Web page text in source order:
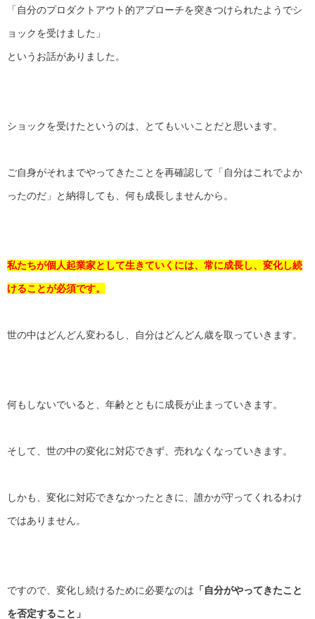
「自分のプロダクトアウト的アプローチを突きつけられたようでシ
ョ ックを受けました」
というお話がありました。
ショックを受けたというのは、とてもいいことだと思います。
ご自身がそれまでやってきたことを再確認して「自分はこれでよか
ったのだ」と納得しても、 何も成長しませんから。
私たちが個人起業家として生きていくには、常に成長し、 変化し続
けることが必須です。
世の中はどんどん変わるし、自分はどんどん歳を取っていきます。
何もしないでいると、年齢とともに成長が止まっていきます。
そして、世の中の変化に対応できず、売れなくなっていきます。
しかも、変化に対応できなかったときに、 誰かが守ってくれるわけ
ではありません。
ですので、変化し続けるために必要なのは 「自分がやってきたこと
を否定すること」